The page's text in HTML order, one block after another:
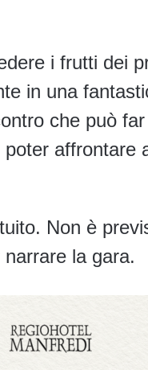
i frutti dei
in una
che può far
affrontare
Non è
la gara.